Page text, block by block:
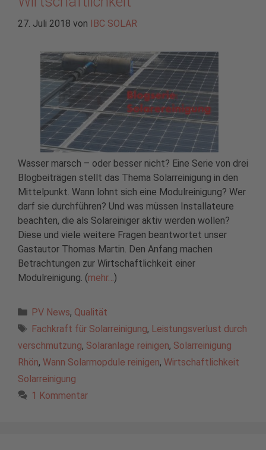
27. Juli 2018 von IBC SOLAR
Wasser marsch – oder besser nicht? Eine Serie von drei
Blogbeiträgen stellt das Thema Solarreinigung in den
Mittelpunkt. Wann lohnt sich eine Modulreinigung? Wer
darf sie durchführen? Und was müssen Installateure
beachten, die als Solareiniger aktiv werden wollen?
Diese und viele weitere Fragen beantwortet unser
Gastautor Thomas Martin. Den Anfang machen
Betrachtungen zur Wirtschaftlichkeit einer
Modulreinigung. (mehr… )
Kategorien
PV News, Qualität
Schlagwörter
Fachkraft für Solarreinigung, Leistungsverlust durch
verschmutzung, Solaranlage reinigen, Solarreinigung
Rhön, Wann Solarmopdule reinigen, Wirtschaftlichkeit
Solarreinigung
1 Kommentar